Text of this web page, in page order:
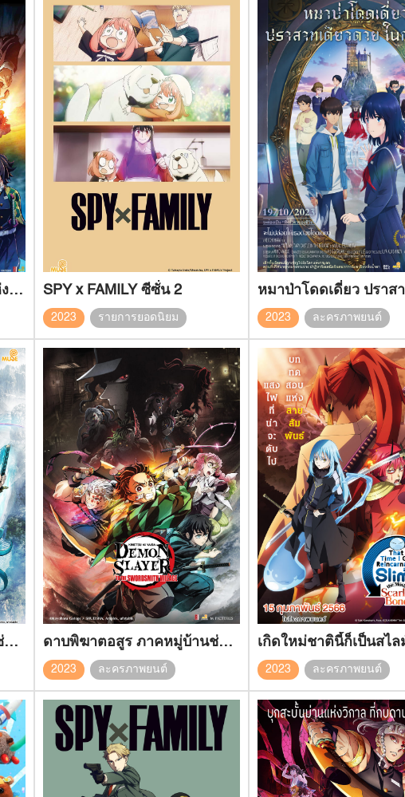
ดาบพิฆาตอสูร ปาฏิหาริย์แห่งสายสัมพันธ์ สู่การสั่งสอนของเสาหลัก SPY x FAMILY ซีซั่น 2
2023 รายการยอดนิยม 2023 ละครภาพยนต์
ดาบพิฆาตอสูร ภาคหมู่บ้านช่างตีดาบ ดาบพิฆาตอสูร ภาคหมู่บ้านช่างตีดาบ
2023 ละครภาพยนต์ 2023 ละครภาพยนต์